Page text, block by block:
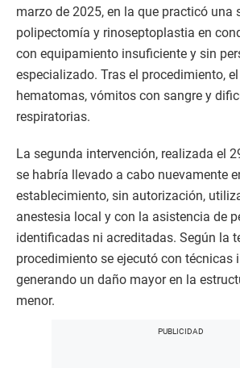
marzo de 2025, en la que practicó una
polipectomía y rinoseptoplastia en
con equipamiento insuficiente y sin
especializado. Tras el procedimiento,
hematomas, vómitos con sangre y
respiratorias.
La segunda intervención, realizada el
se habría llevado a cabo nuevamente
establecimiento, sin autorización,
anestesia local y con la asistencia de
identificadas ni acreditadas. Según la
procedimiento se ejecutó con técnicas
generando un daño mayor en la
menor.